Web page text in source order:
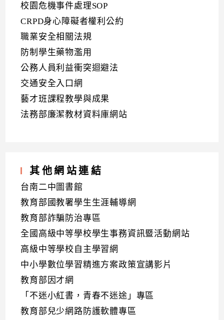
校園危機事件處理SOP
CRPD身心障礙者權利公約
職業安全相關法規
防制學生藥物濫用
公務人員利益衝突迴避法
交通安全入口網
藝才班課程教學與成果
法務部廉潔教材資料庫網站
其他網站連結
台南二中圖書館
教育部國教署學生生涯輔導網
教育部詐騙防治專區
全國高級中等學校學生事務資訊暨活動網站
高級中等學校自主學習網
中小學數位學習精進方案政策宣講影片
教育部因才網
「不迷小紅書，青春不迷途」專區
教育部兒少網路防護軟體專區